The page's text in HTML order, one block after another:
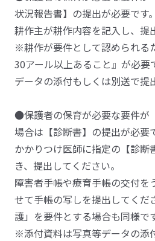
状況報告書】の提出が必要です。
耕作主が耕作内容を記入し、提
※耕作が要件として認められる
30アール以上あること』が必要
データの添付もしくは別送で提
●保護者の保育が必要な要件が
場合は【診断書】の提出が必要
かかりつけ医師に指定の【診断
き、提出してください。
障害者手帳や療育手帳の交付を
せて手帳の写しを提出してく
護」を要件とする場合も同様です
※添付資料は写真等データの添